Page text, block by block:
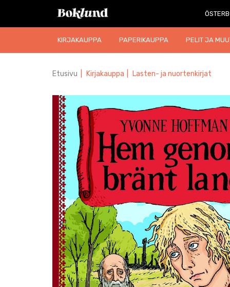
KIRJAKAUPPA PAPERIKAUPPA PELIT JA
Etusivu Kirjakauppa Lasten- ja nuortenkirjat